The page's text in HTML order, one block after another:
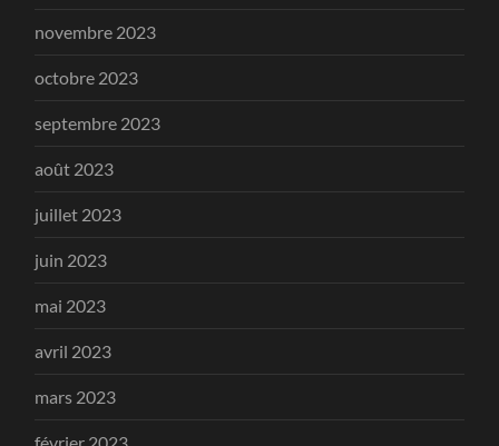
novembre 2023
octobre 2023
septembre 2023
août 2023
juillet 2023
juin 2023
mai 2023
avril 2023
mars 2023